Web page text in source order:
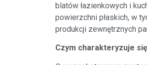
blatów łazienkowych i
powierzchni płaskich, w
produkcji zewnętrznych
Czym charakteryzuje